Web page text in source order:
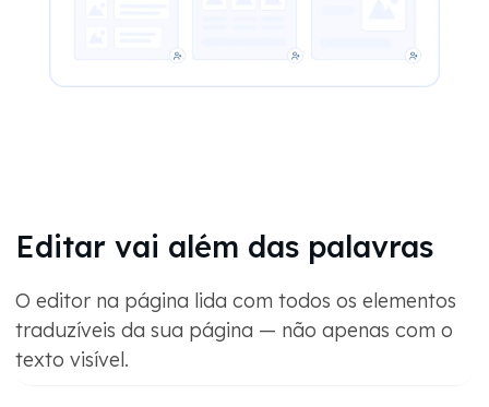
Editar vai além das palavras
O editor na página lida com todos os elementos
traduzíveis da sua página — não apenas com o
texto visível.